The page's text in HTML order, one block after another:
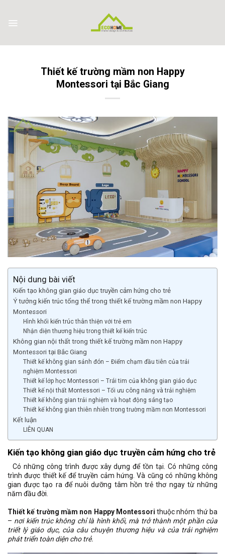
content
Thiết kế trường mầm non Happy
Montessori tại Bắc Giang
Nội dung bài viết
Kiến tạo không gian giáo dục truyền cảm hứng cho trẻ
Ý tưởng kiến trúc tổng thể trong thiết kế trường mầm non Happy
Montessori
Hình khối kiến trúc thân thiện với trẻ em
Nhận diện thương hiệu trong thiết kế kiến trúc
Không gian nội thất trong thiết kế trường mầm non Happy
Montessori tại Bắc Giang
Thiết kế không gian sảnh đón – Điểm chạm đầu tiên của trải
nghiệm Montessori
Thiết kế lớp học Montessori – Trái tim của không gian giáo dục
Thiết kế nội thất Montessori – Tối ưu công năng và trải nghiệm
Thiết kế không gian trải nghiệm và hoạt động sáng tạo
Thiết kế không gian thiên nhiên trong trường mầm non Montessori
Kết luận
LIÊN QUAN
Kiến tạo không gian giáo dục truyền cảm hứng cho trẻ
Có những công trình được xây dựng để tồn tại. Có những công
trình được thiết kế để truyền cảm hứng. Và cũng có những không
gian được tạo ra để nuôi dưỡng tâm hồn trẻ thơ ngay từ những
năm đầu đời.
Thiết kế trường mầm non Happy Montessori thuộc nhóm thứ ba
– nơi kiến trúc không chỉ là hình khối, mà trở thành một phần của
triết lý giáo dục, của câu chuyện thương hiệu và của trải nghiệm
phát triển toàn diện cho trẻ.